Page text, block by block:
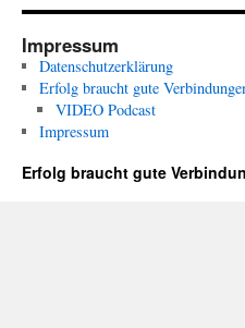
Impressum
Datenschutzerklärung
Erfolg braucht gute
VIDEO Podcast
Impressum
Erfolg braucht gute